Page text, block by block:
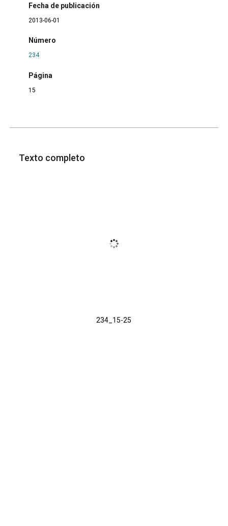
Fecha de publicación
2013-06-01
Número
234
Página
15
Texto completo
234_15-25